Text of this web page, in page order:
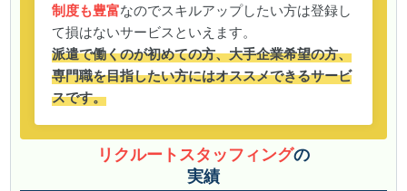
制度も豊富なのでスキルアップしたい方は登録し
て損はないサービスといえます。
派遣で働くのが初めての方、大手企業希望の方、
専門職を目指したい方にはオススメできるサービ
スです。
リクルートスタッフィングの
実績